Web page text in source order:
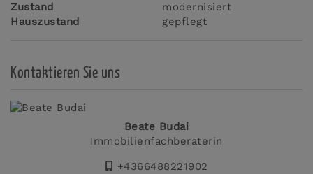
Zustand
modernisiert
Hauszustand
gepflegt
Kontaktieren Sie uns
Beate Budai
Immobilienfachberaterin
+4366488221902